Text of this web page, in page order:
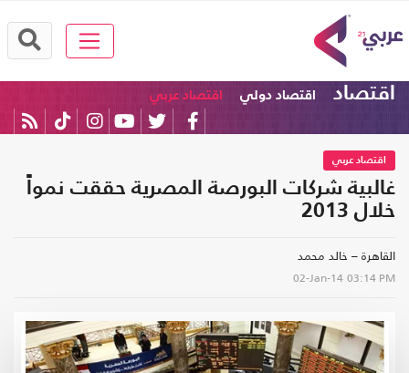
اقتصاد اقتصاد دولي اقتصاد عربي
اقتصاد عربي
غالبية شركات البورصة المصرية حققت نمواً
خلال 2013
القاهرة – خالد محمد
02-Jan-14 03:14 PM